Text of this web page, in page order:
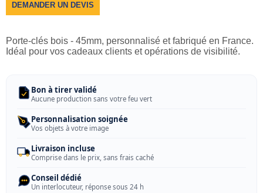
DEMANDER UN DEVIS
Porte-clés bois - 45mm, personnalisé et fabriqué en France.
Idéal pour vos cadeaux clients et opérations de visibilité.
Bon à tirer validé
Aucune production sans votre feu vert
Personnalisation soignée
Vos objets à votre image
Livraison incluse
Comprise dans le prix, sans frais caché
Conseil dédié
Un interlocuteur, réponse sous 24 h